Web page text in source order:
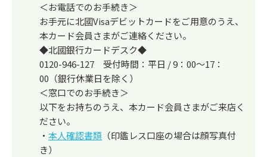
＜お電話でのお手続き＞
お手元に北國Visaデビットカードをご用意のうえ、
本カード会員さまがご連絡ください。
◆北國銀行カードデスク◆
0120-946-127 受付時間：平日 / 9：00～17：
00（銀行休業日を除く）
＜窓口でのお手続き＞
以下をお持ちのうえ、本カード会員さまがご来店く
ださい。
・ 本人確認書類 （印鑑レス口座の場合は顔写真付
き）